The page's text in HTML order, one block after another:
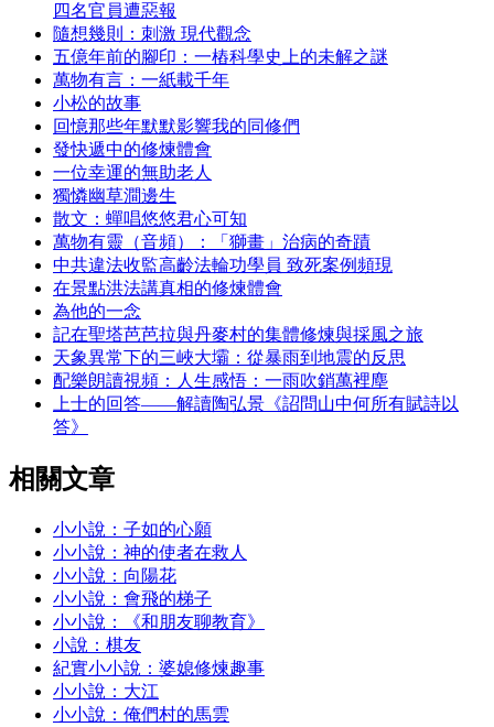
四名官員遭惡報
隨想幾則：刺激 現代觀念
五億年前的腳印：一樁科學史上的未解之謎
萬物有言：一紙載千年
小松的故事
回憶那些年默默影響我的同修們
發快遞中的修煉體會
一位幸運的無助老人
獨憐幽草澗邊生
散文：蟬唱悠悠君心可知
萬物有靈（音頻）：「獅畫」治病的奇蹟
中共違法收監高齡法輪功學員 致死案例頻現
在景點洪法講真相的修煉體會
為他的一念
記在聖塔芭芭拉與丹麥村的集體修煉與採風之旅
天象異常下的三峽大壩：從暴雨到地震的反思
配樂朗讀視頻：人生感悟：一雨吹銷萬裡塵
上士的回答——解讀陶弘景《詔問山中何所有賦詩以
答》
相關文章
小小說：子如的心願
小小說：神的使者在救人
小小說：向陽花
小小說：會飛的梯子
小小說：《和朋友聊教育》
小說：棋友
紀實小小說：婆媳修煉趣事
小小說：大江
小小說：俺們村的馬雲